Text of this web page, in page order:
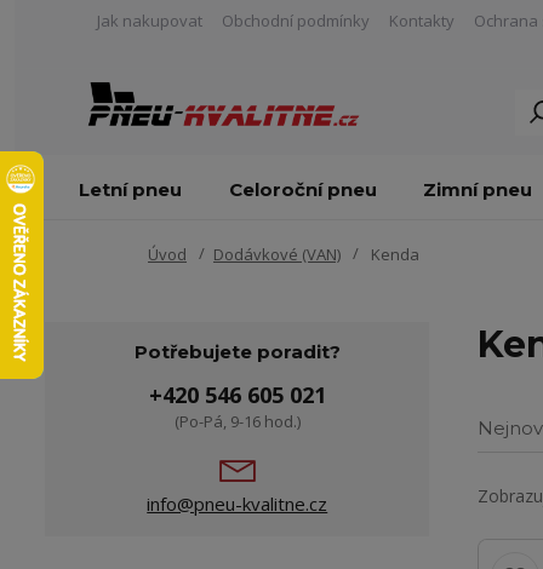
Jak nakupovat Obchodní podmínky Kontakty
Letní pneu Celoroční pneu Zimní pneu
Úvod Dodávkové (VAN) Kenda
Potřebujete poradit?
+420 546 605 021
(Po-Pá, 9-16 hod.)
info@pneu-kvalitne.cz